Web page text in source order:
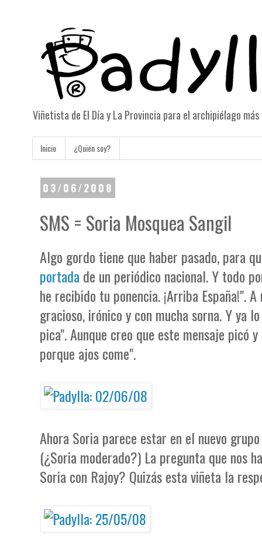
Viñetista de El Día y La Provincia para el archipiélago
Inicio ¿Quién soy?
03/06/2008
SMS = Soria Mosquea Sangil
Algo gordo tiene que haber pasado, para
portada de un periódico nacional. Y todo
he recibido tu ponencia. ¡Arriba España!".
gracioso, irónico y con mucha sorna. Y ya
pica". Aunque creo que este mensaje picó
porque ajos come".
Ahora Soria parece estar en el nuevo
(¿Soria moderado?) La pregunta que nos
Soria con Rajoy? Quizás esta viñeta la